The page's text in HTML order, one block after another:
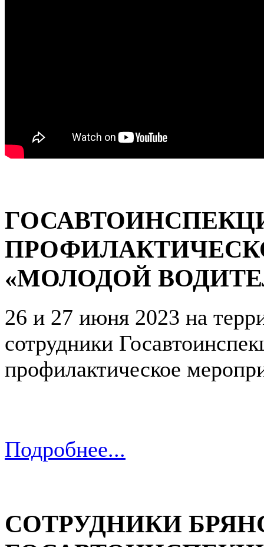
«МОЛОДОЙ
26 и 27 июня 2023 на
сотрудники
профилактическое
Подробнее...
СОТРУДНИКИ